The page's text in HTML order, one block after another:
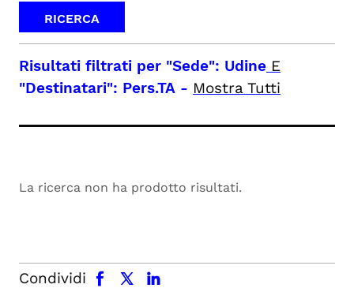
Risultati filtrati per "Sede": Udine E
"Destinatari": Pers.TA - Mostra Tutti
La ricerca non ha prodotto risultati.
Condividi
facebook x.com linkedin